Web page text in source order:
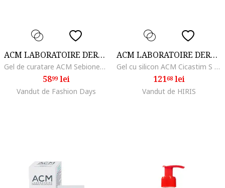
ACM LABORATOIRE DERMATOLOGIQUE
Gel de curatare ACM Sebionex pentru pielea cu imperfectiuni, 200 ml
5899lei
Vandut de Fashion Days
ACM LABORATOIRE DERMATOLOGIQUE
Gel cu silicon ACM Cicastim S pentru imbunatatirea aspectului cicatricilor, 15 ml
12168lei
Vandut de HIRIS